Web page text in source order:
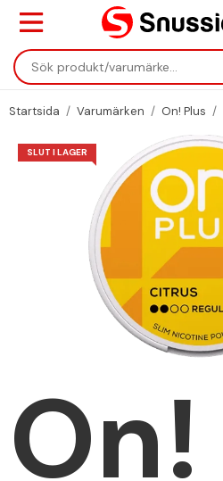
Startsida / Varumärken / On! Plus /
SLUT I LAGER
On!